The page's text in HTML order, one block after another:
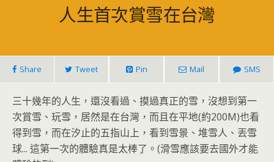
人生首次賞雪在台灣
Share Tweet Pin Mail SMS
三十幾年的人生，還沒看過、摸過真正的雪，沒想到第一
次賞雪、玩雪，居然是在台灣，而且在平地(約200M)也看
得到雪，而在汐止的五指山上，看到雪景、堆雪人、丟雪
球... 這第一次的體驗真是太棒了。(滑雪應該要去國外才能